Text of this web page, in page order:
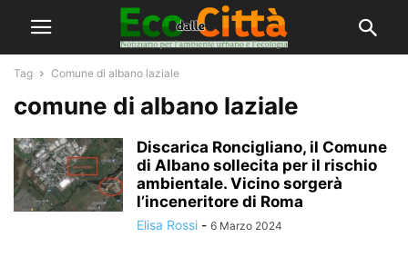
Tag Comune di albano laziale
comune di albano laziale
Discarica Roncigliano, il Comune
di Albano sollecita per il rischio
ambientale. Vicino sorgerà
l’inceneritore di Roma
Elisa Rossi - 6 Marzo 2024